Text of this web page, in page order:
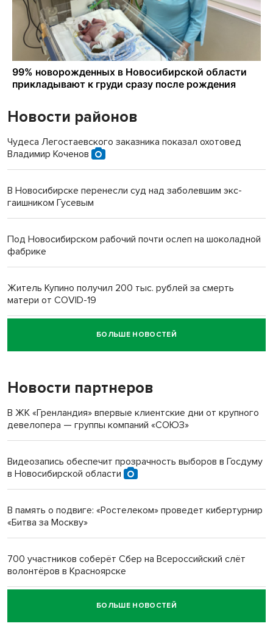
Новости районов
Чудеса Легостаевского заказника показал охотовед
Владимир Коченов
В Новосибирске перенесли суд над заболевшим экс-
гаишником Гусевым
Под Новосибирском рабочий почти ослеп на шоколадной
фабрике
Житель Купино получил 200 тыс. рублей за смерть
матери от COVID-19
Новосибирский суд наказал водителя за смерть
пенсионерки на вокзале
«Мы живём на пастбище!»: в новосибирском селе лошади
терроризируют жителей
Инвалид получил условный срок за избиение врачей
Новосибирский преподаватель с женой вошли в топ-16
Обновлённое отделение ВТБ открылось в Искитиме
БОЛЬШЕ НОВОСТЕЙ
Новости партнеров
В ЖК «Гренландия» впервые клиентские дни от крупного
девелопера — группы компаний «СОЮЗ»
Видеозапись обеспечит прозрачность выборов в Госдуму
в Новосибирской области
В память о подвиге: «Ростелеком» проведет кибертурнир
«Битва за Москву»
700 участников соберёт Сбер на Всероссийский слёт
волонтёров в Красноярске
Честный выбор: видеонаблюдение обеспечит
объективность результатов ЕДГ в Новосибирской
БОЛЬШЕ НОВОСТЕЙ